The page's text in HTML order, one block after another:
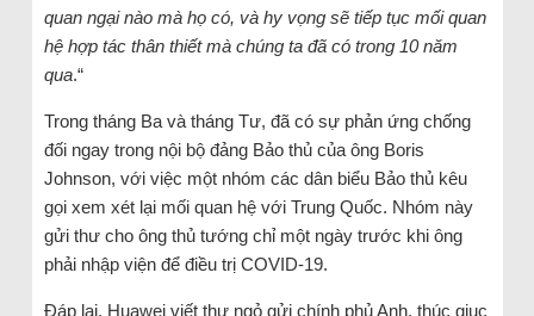
quan ngại nào mà họ có, và hy vọng sẽ tiếp tục mối quan
hệ hợp tác thân thiết mà chúng ta đã có trong 10 năm
qua.“
Trong tháng Ba và tháng Tư, đã có sự phản ứng chống
đối ngay trong nội bộ đảng Bảo thủ của ông Boris
Johnson, với việc một nhóm các dân biểu Bảo thủ kêu
gọi xem xét lại mối quan hệ với Trung Quốc. Nhóm này
gửi thư cho ông thủ tướng chỉ một ngày trước khi ông
phải nhập viện để điều trị COVID-19.
Đáp lại, Huawei viết thư ngỏ gửi chính phủ Anh, thúc giục